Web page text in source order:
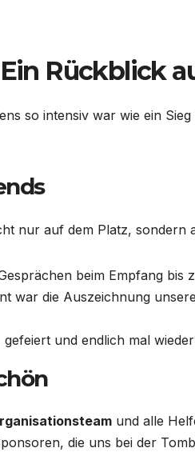
Rückblick
so intensiv war wie ein
nur auf dem Platz,
beim Empfang
war die Auszeichnung
und endlich mal
und alle
die uns bei der